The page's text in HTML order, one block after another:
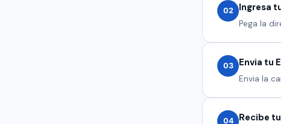
02 Ingresa
Pega la
03 Envia tu
Envia la
04 Recibe